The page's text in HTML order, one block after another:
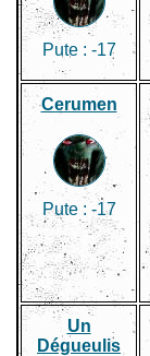
Pute : -17
Cerumen
Pute : -17
Un
Dégueulis